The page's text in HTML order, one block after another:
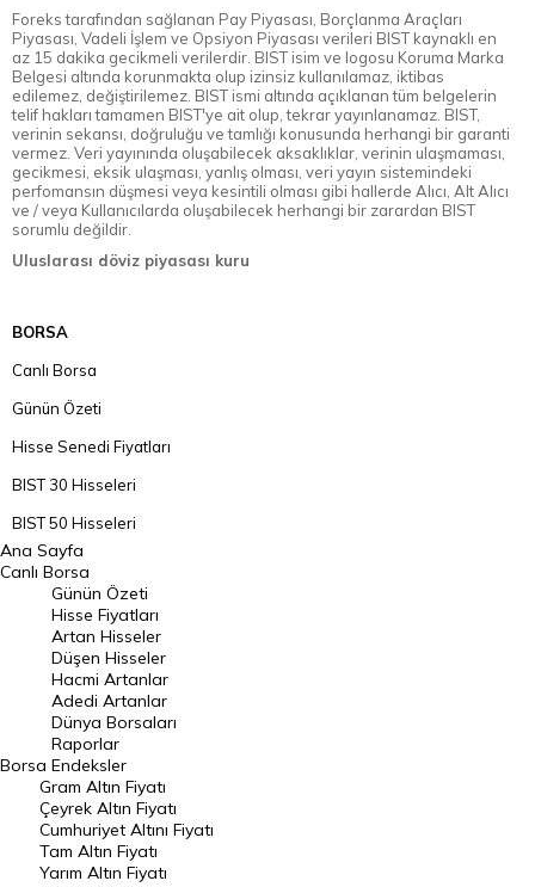
Foreks tarafından sağlanan Pay Piyasası, Borçlanma Araçları
Piyasası, Vadeli İşlem ve Opsiyon Piyasası verileri BIST kaynaklı en
az 15 dakika gecikmeli verilerdir. BIST isim ve logosu Koruma Marka
Belgesi altında korunmakta olup izinsiz kullanılamaz, iktibas
edilemez, değiştirilemez. BIST ismi altında açıklanan tüm belgelerin
telif hakları tamamen BIST'ye ait olup, tekrar yayınlanamaz. BIST,
verinin sekansı, doğruluğu ve tamlığı konusunda herhangi bir garanti
vermez. Veri yayınında oluşabilecek aksaklıklar, verinin ulaşmaması,
gecikmesi, eksik ulaşması, yanlış olması, veri yayın sistemindeki
perfomansın düşmesi veya kesintili olması gibi hallerde Alıcı, Alt Alıcı
ve / veya Kullanıcılarda oluşabilecek herhangi bir zarardan BIST
sorumlu değildir.
Uluslarası döviz piyasası kuru
BORSA
Canlı Borsa
Günün Özeti
Hisse Senedi Fiyatları
BIST 30 Hisseleri
BIST 50 Hisseleri
BIST 100 Hisseleri
En Çok Artan Hisseler
En Çok Düşen Hisseler
Hacmi Artanlar
Geçmiş Kapanışlar
Dünya Borsaları
Raporlar
Endeksler
DÖVİZ
Ana Sayfa
Canlı Borsa
Borsa
Günün Özeti
Hisse Fiyatları
Artan Hisseler
Düşen Hisseler
Hacmi Artanlar
Adedi Artanlar
Dünya Borsaları
Raporlar
Endeksler
Gram Altın Fiyatı
Çeyrek Altın Fiyatı
Cumhuriyet Altını Fiyatı
Tam Altın Fiyatı
Yarım Altın Fiyatı